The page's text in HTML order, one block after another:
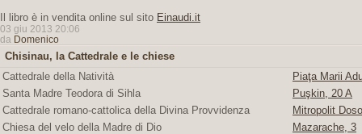
Il libro è in vendita online sul sito Einaudi.it
03 giu 2013 20:06
da Domenico
Chisinau, la Cattedrale e le chiese
Cattedrale della Natività
Piaţa Marii
Santa Madre Teodora di Sihla
Puşkin, 20 A
Cattedrale romano-cattolica della Divina Provvidenza
Mitropolit
Chiesa del velo della Madre di Dio
Mazarache, 3